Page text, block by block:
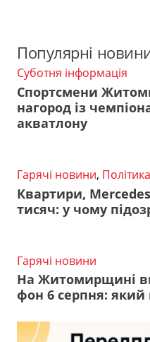
Популярні
Суботня інформація
Спортсмени
нагород із
акватлону
Гарячі новини, Політика
Квартири,
тисяч: у чому
Гарячі новини
На Житомирщині
фон 6 серпня: який